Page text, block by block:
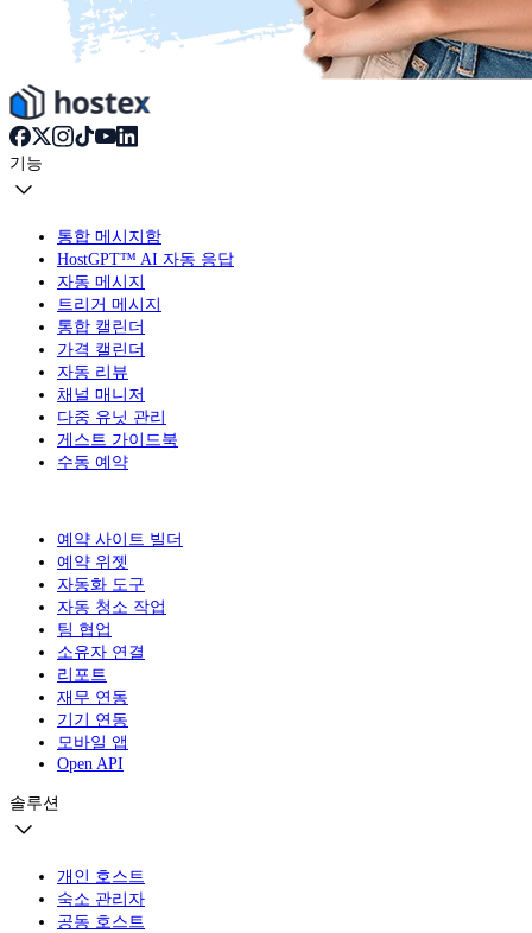
기능
통합 메시지함
HostGPT™ AI 자동 응답
자동 메시지
트리거 메시지
통합 캘린더
가격 캘린더
자동 리뷰
채널 매니저
다중 유닛 관리
게스트 가이드북
수동 예약
예약 사이트 빌더
예약 위젯
자동화 도구
자동 청소 작업
팀 협업
소유자 연결
리포트
재무 연동
기기 연동
모바일 앱
Open API
솔루션
개인 호스트
숙소 관리자
공동 호스트